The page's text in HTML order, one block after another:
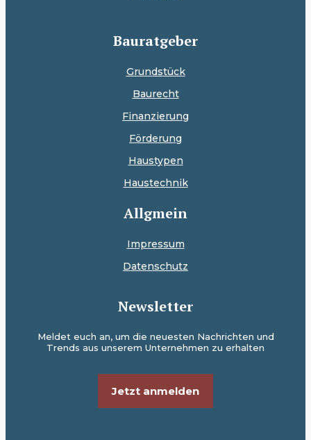
Bauratgeber
Grundstück
Baurecht
Finanzierung
Förderung
Haustypen
Haustechnik
Allgmein
Impressum
Datenschutz
Newsletter
Meldet euch an, um die neuesten Nachrichten und
Trends aus unserem Unternehmen zu erhalten
Jetzt anmelden